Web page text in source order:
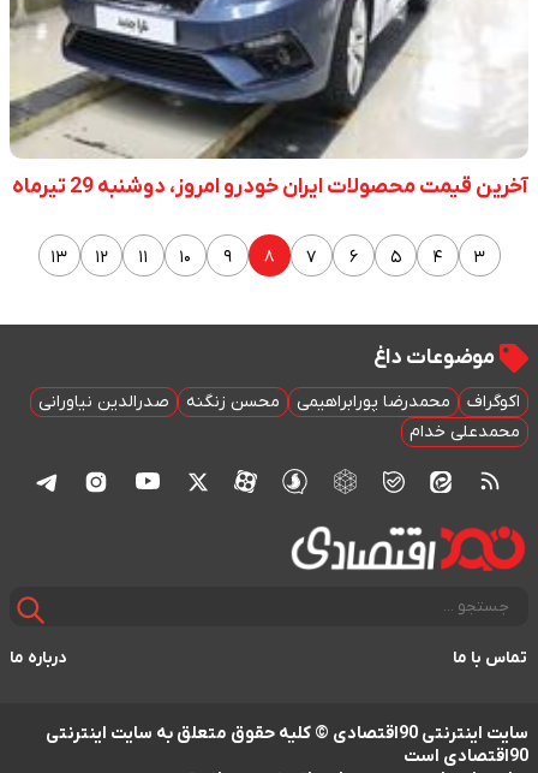
آخرین قیمت محصولات ایران خودرو امروز، دوشنبه 29 تیرماه
۳ ۴ ۵ ۶ ۷ ۸ ۹ ۱۰ ۱۱ ۱۲ ۱۳
موضوعات داغ
اکوگراف محمدرضا پورابراهیمی محسن زنگنه
صدرالدین نیاورانی
محمدعلی خدام
تماس با ما درباره ما
سایت اینترنتی 90اقتصادی © کلیه حقوق متعلق به سایت اینترنتی
90اقتصادی است